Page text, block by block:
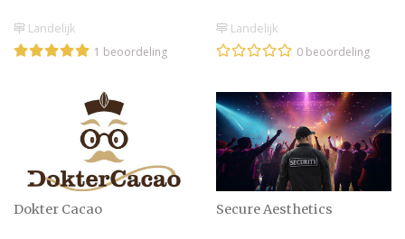
Landelijk
1 beoordeling
Landelijk
0 beoordeling
Dokter Cacao Secure Aesthetics